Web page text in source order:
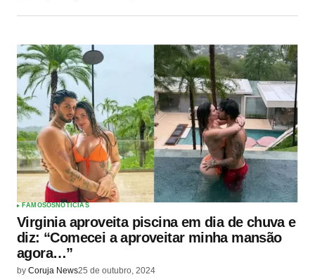
FAMOSOSNOTÍCIAS
Virginia aproveita piscina em dia de chuva e
diz: “Comecei a aproveitar minha mansão
agora…”
by Coruja News25 de outubro, 2024